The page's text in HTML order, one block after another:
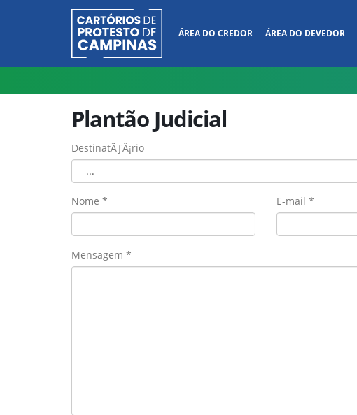
ÁREA DO CREDOR ÁREA DO DEVEDOR
Plantão Judicial
DestinatÃƒÂ¡rio
...
Nome * E-mail *
Mensagem *